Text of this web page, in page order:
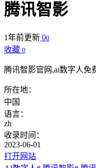
腾讯智影
1年前更新 00
收藏 0
腾讯智影官网,ai数字人免
所在地：
中国
语言：
zh
收录时间：
2023-06-01
打开网站